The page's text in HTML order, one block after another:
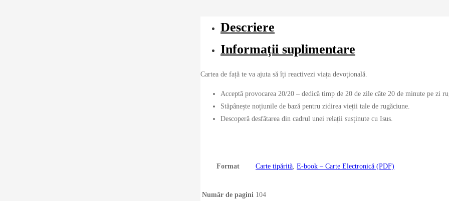
Descriere
Informații suplimentare
Cartea de față te va ajuta să îți reactivezi viața devoțională.
Acceptă provocarea 20/20 – dedică timp de 20 de zile câte 20 de minute pe zi
Stăpânește noțiunile de bază pentru zidirea vieții tale de rugăciune.
Descoperă desfătarea din cadrul unei relații susținute cu Isus.
Format Carte tipărită, E-book – Carte Electronică (PDF)
Număr de pagini 104